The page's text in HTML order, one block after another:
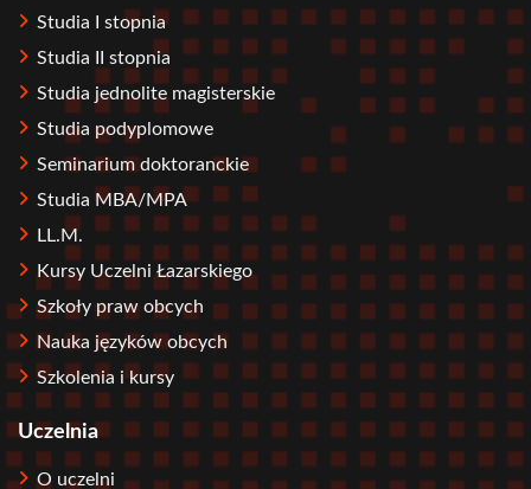
Studia I stopnia
Studia II stopnia
Studia jednolite magisterskie
Studia podyplomowe
Seminarium doktoranckie
Studia MBA/MPA
LL.M.
Kursy Uczelni Łazarskiego
Szkoły praw obcych
Nauka języków obcych
Szkolenia i kursy
Uczelnia
O uczelni